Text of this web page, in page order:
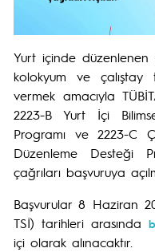
Yurt içinde düzenlenen
kolokyum ve çalıştay
vermek amacıyla
2223-B Yurt İçi
Programı ve 2223-C
Düzenleme Desteği
çağrıları başvuruya
Başvurular 8 Haziran
TSİ) tarihleri arasında
içi olarak alınacaktır.